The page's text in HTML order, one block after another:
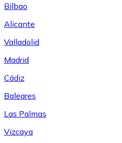
Bilbao
Alicante
Valladolid
Madrid
Cádiz
Baleares
Las Palmas
Vizcaya